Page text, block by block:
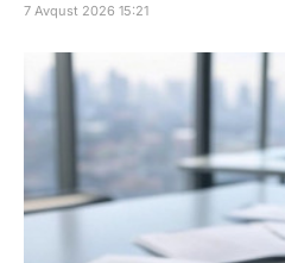
7 Avqust 2026 15:21